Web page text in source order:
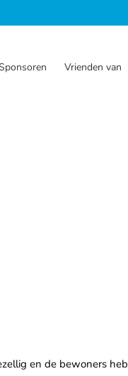
Vrienden van
en de bewoners